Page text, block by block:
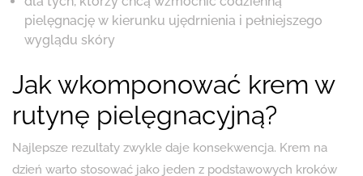
pielęgnację w kierunku ujędrnienia i pełniejszego
wyglądu skóry
Jak wkomponować krem w
rutynę pielęgnacyjną?
Najlepsze rezultaty zwykle daje konsekwencja. Krem na
dzień warto stosować jako jeden z podstawowych kroków